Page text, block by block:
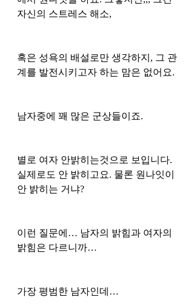
자신의 스트레스 해소,
혹은 성욕의 배설로만 생각하지, 그 관
계를 발전시키고자 하는 맘은 없어요.
남자중에 꽤 많은 군상들이죠.
별로 여자 안밝히는것으로 보입니다.
실제로도 안 밝히고요. 물론 원나잇이
안 밝히는 거냐?
이런 질문에… 남자의 밝힘과 여자의
밝힘은 다르니까…
가장 평범한 남자인데…